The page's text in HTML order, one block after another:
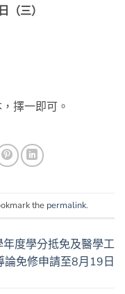
三）
擇一即可。
the permalink.
度學分抵免及醫學工
論免修申請至8月19日